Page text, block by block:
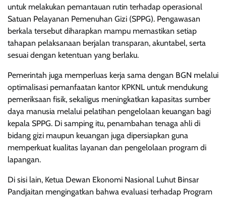
untuk melakukan pemantauan rutin terhadap operasional
Satuan Pelayanan Pemenuhan Gizi (SPPG). Pengawasan
berkala tersebut diharapkan mampu memastikan setiap
tahapan pelaksanaan berjalan transparan, akuntabel, serta
sesuai dengan ketentuan yang berlaku.
Pemerintah juga memperluas kerja sama dengan BGN melalui
optimalisasi pemanfaatan kantor KPKNL untuk mendukung
pemeriksaan fisik, sekaligus meningkatkan kapasitas sumber
daya manusia melalui pelatihan pengelolaan keuangan bagi
kepala SPPG. Di samping itu, penambahan tenaga ahli di
bidang gizi maupun keuangan juga dipersiapkan guna
memperkuat kualitas layanan dan pengelolaan program di
lapangan.
Di sisi lain, Ketua Dewan Ekonomi Nasional Luhut Binsar
Pandjaitan mengingatkan bahwa evaluasi terhadap Program